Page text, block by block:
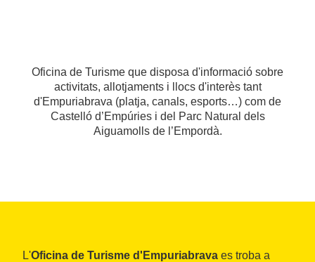
Oficina de Turisme que disposa d'informació sobre
activitats, allotjaments i llocs d'interès tant
d'Empuriabrava (platja, canals, esports…) com de
Castelló d’Empúries i del Parc Natural dels
Aiguamolls de l’Empordà.
L'Oficina de Turisme d'Empuriabrava es troba a